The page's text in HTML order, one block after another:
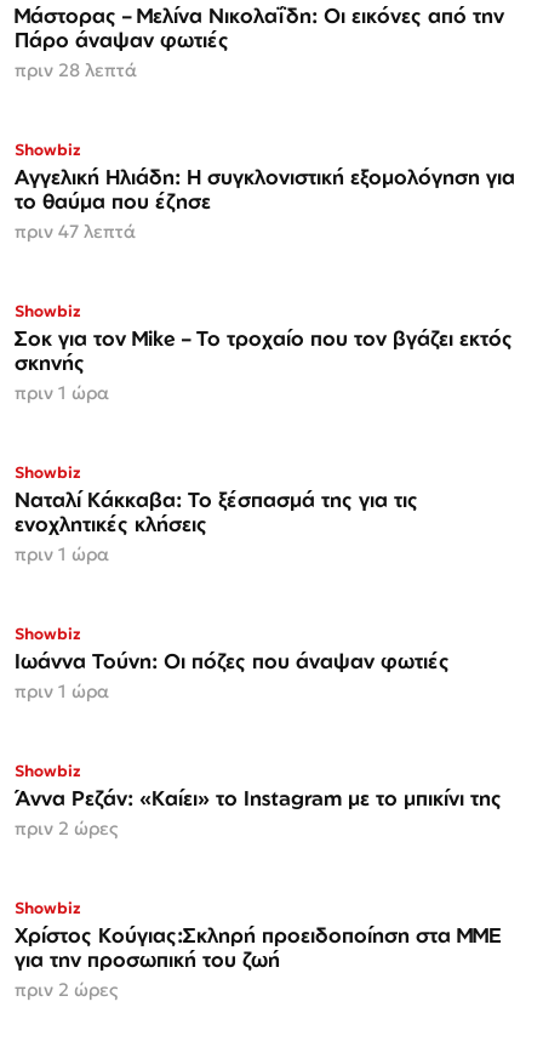
Μάστορας – Μελίνα Νικολαΐδη: Οι εικόνες από την
Πάρο άναψαν φωτιές
πριν 28 λεπτά
Showbiz
Αγγελική Ηλιάδη: Η συγκλονιστική εξομολόγηση για
το θαύμα που έζησε
πριν 47 λεπτά
Showbiz
Σοκ για τον Mike – Το τροχαίο που τον βγάζει εκτός
σκηνής
πριν 1 ώρα
Showbiz
Ναταλί Κάκκαβα: Το ξέσπασμά της για τις
ενοχλητικές κλήσεις
πριν 1 ώρα
Showbiz
Ιωάννα Τούνη: Οι πόζες που άναψαν φωτιές
πριν 1 ώρα
Showbiz
Άννα Ρεζάν: «Καίει» το Instagram με το μπικίνι της
πριν 2 ώρες
Showbiz
Χρίστος Κούγιας:Σκληρή προειδοποίηση στα ΜΜΕ
για την προσωπική του ζωή
πριν 2 ώρες